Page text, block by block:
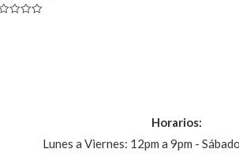
Horarios:
Lunes a Viernes: 12pm a 9pm -